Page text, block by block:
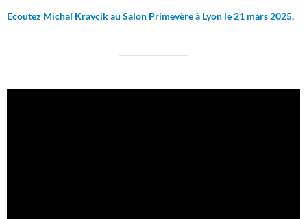
Ecoutez Michal Kravcik au Salon Primevère à Lyon le 21 mars 2025.